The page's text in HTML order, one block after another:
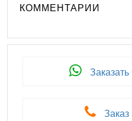
КОММЕНТАРИИ